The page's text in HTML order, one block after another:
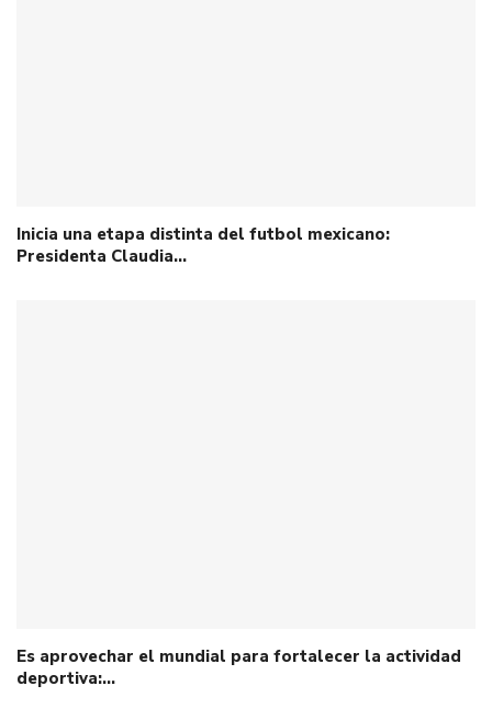
Inicia una etapa distinta del futbol mexicano:
Presidenta Claudia…
Es aprovechar el mundial para fortalecer la actividad
deportiva:…